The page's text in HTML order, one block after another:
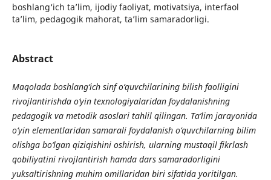
boshlang‘ich ta’lim, ijodiy faoliyat, motivatsiya, interfaol
ta’lim, pedagogik mahorat, ta’lim samaradorligi.
Abstract
Maqolada boshlang‘ich sinf o‘quvchilarining bilish faolligini
rivojlantirishda o‘yin texnologiyalaridan foydalanishning
pedagogik va metodik asoslari tahlil qilingan. Ta’lim jarayonida
o‘yin elementlaridan samarali foydalanish o‘quvchilarning bilim
olishga bo‘lgan qiziqishini oshirish, ularning mustaqil fikrlash
qobiliyatini rivojlantirish hamda dars samaradorligini
yuksaltirishning muhim omillaridan biri sifatida yoritilgan.